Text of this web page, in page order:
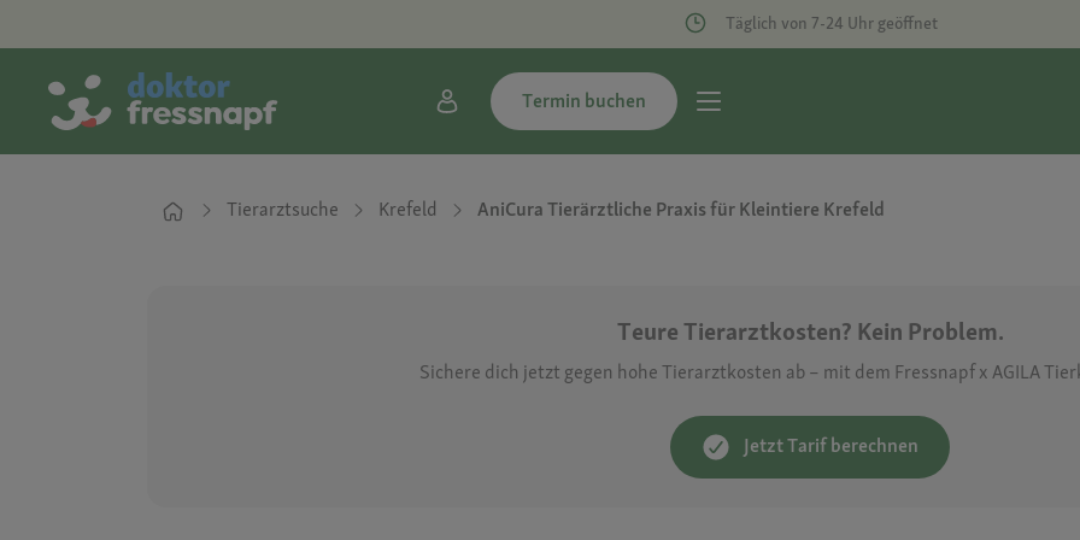
Täglich von 7-24 Uhr geöffnet
Termin buchen
Tierarztsuche Krefeld AniCura Tierärztliche Praxis für Kleintiere Krefeld
Teure Tierarztkosten? Kein Problem.
Sichere dich jetzt gegen hohe Tierarztkosten ab – mit dem Fressnapf x AGILA
Jetzt Tarif berechnen